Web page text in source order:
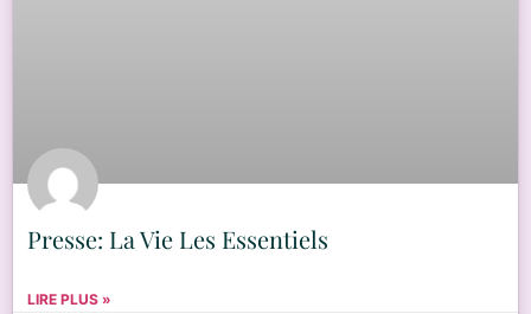
Presse: La Vie Les Essentiels
LIRE PLUS »